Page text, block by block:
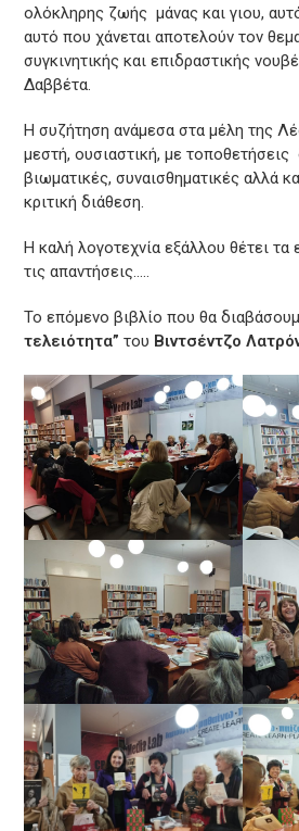
ολόκληρης ζωής μάνας και γιου,
αυτό που χάνεται αποτελούν τον
συγκινητικής και επιδραστικής
Δαββέτα.
Η συζήτηση ανάμεσα στα μέλη της
μεστή, ουσιαστική, με τοποθετήσεις
βιωματικές, συναισθηματικές αλλά
κριτική διάθεση.
Η καλή λογοτεχνία εξάλλου θέτει τα
τις απαντήσεις…..
Το επόμενο βιβλίο που θα
τελειότητα”του Βιντσέντζο